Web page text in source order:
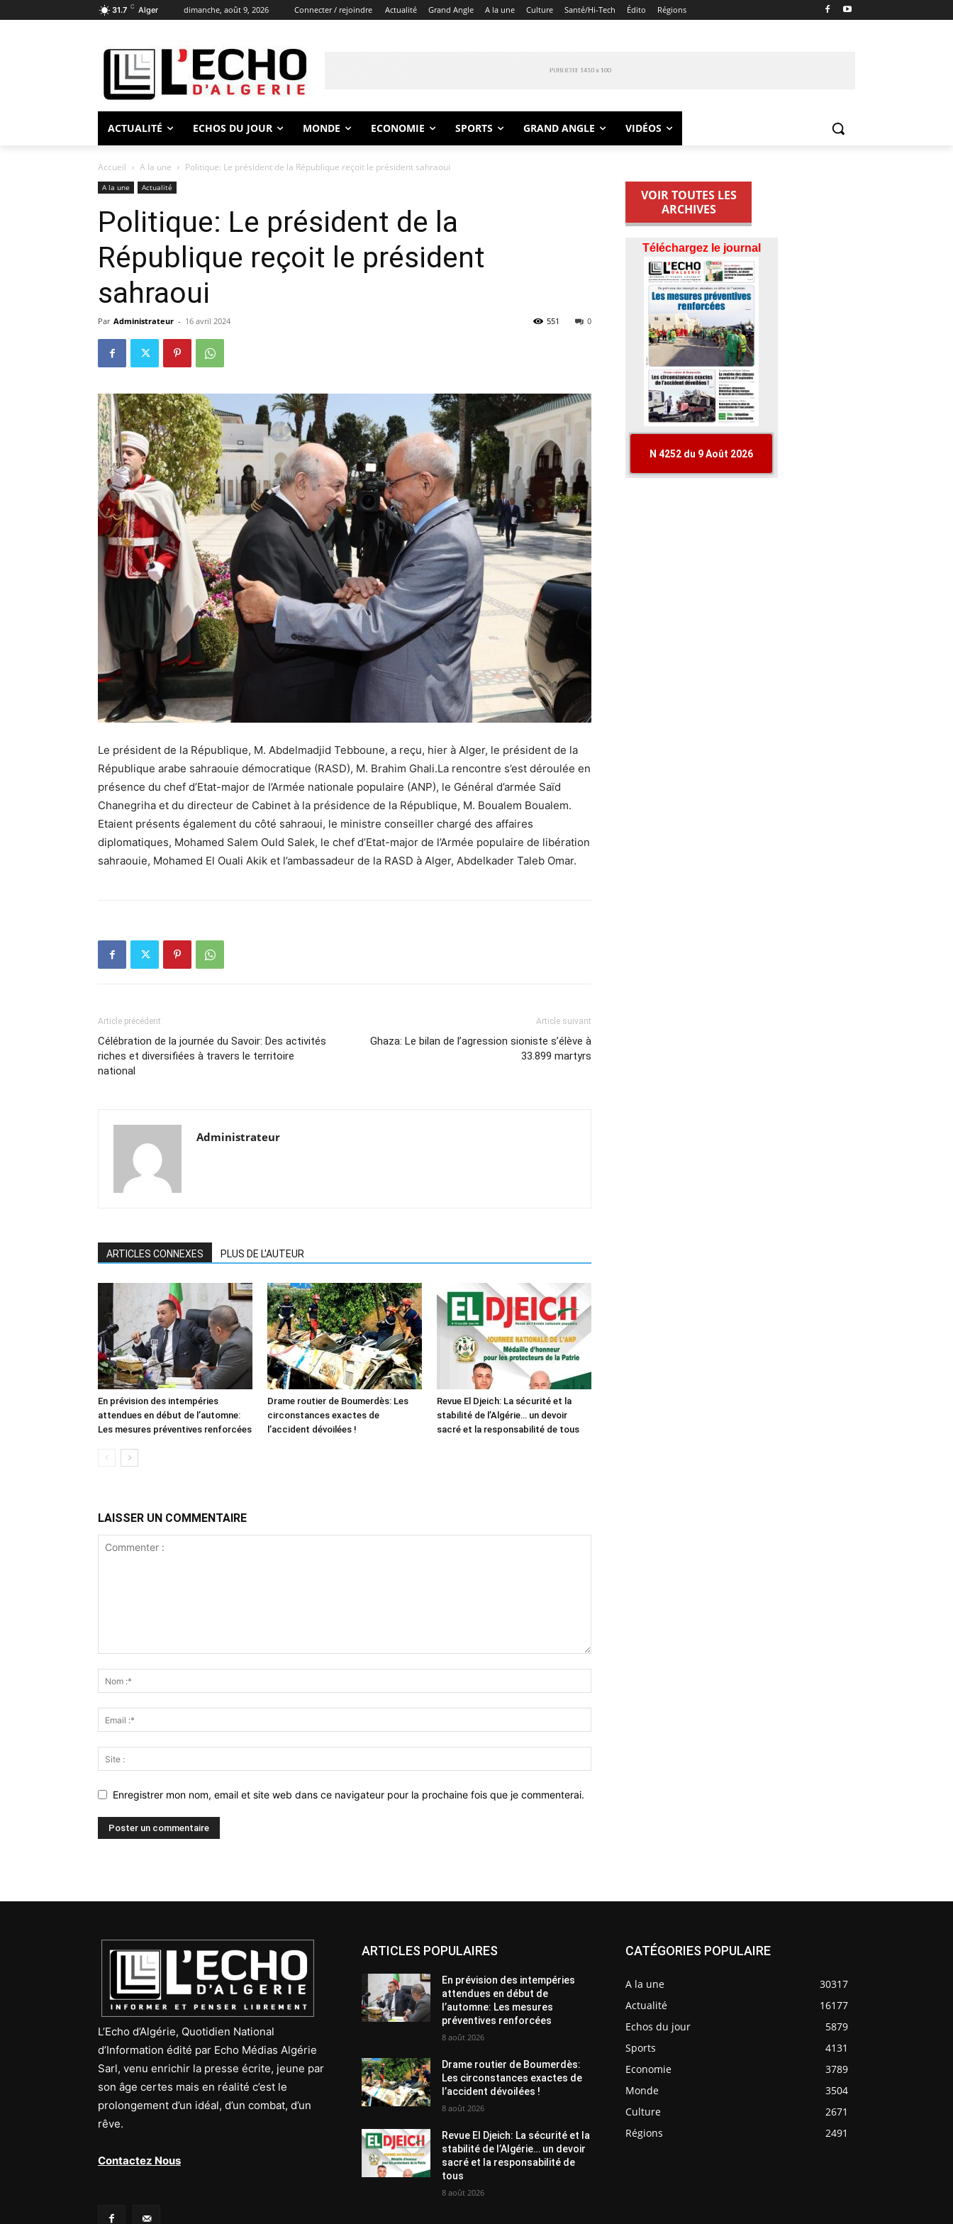
31.7 C Alger dimanche, août 9, 2026 Connecter / rejoindre Actualité Grand Angle A la une Culture Santé/Hi-Tech Édito Régions
ACTUALITÉ ECHOS DU JOUR MONDE ECONOMIE SPORTS GRAND ANGLE VIDÉOS
Accueil A la une Politique: Le président de la République reçoit le président sahraoui
A la une Actualité
Politique: Le président de la
République reçoit le président
sahraoui
Par Administrateur - 16 avril 2024 0
551
Le président de la République, M. Abdelmadjid Tebboune, a reçu, hier à Alger, le président de la
République arabe sahraouie démocratique (RASD), M. Brahim Ghali.La rencontre s’est déroulée en
présence du chef d’Etat-major de l’Armée nationale populaire (ANP), le Général d’armée Saïd
Chanegriha et du directeur de Cabinet à la présidence de la République, M. Boualem Boualem.
Etaient présents également du côté sahraoui, le ministre conseiller chargé des affaires
diplomatiques, Mohamed Salem Ould Salek, le chef d’Etat-major de l’Armée populaire de libération
sahraouie, Mohamed El Ouali Akik et l’ambassadeur de la RASD à Alger, Abdelkader Taleb Omar.
Article précédent
Célébration de la journée du Savoir: Des activités
riches et diversifiées à travers le territoire
national
Article suivant
Ghaza: Le bilan de l’agression sioniste s’élève à
33.899 martyrs
Administrateur
ARTICLES CONNEXES PLUS DE L'AUTEUR
En prévision des intempéries
attendues en début de l’automne:
Les mesures préventives renforcées
Drame routier de Boumerdès: Les
circonstances exactes de
l’accident dévoilées !
Revue El Djeich: La sécurité et la
stabilité de l’Algérie… un devoir
sacré et la responsabilité de tous
LAISSER UN COMMENTAIRE
Enregistrer mon nom, email et site web dans ce navigateur pour la prochaine fois que je commenterai.
VOIR TOUTES LES
ARCHIVES
L’Echo d’Algérie, Quotidien National
d’Information édité par Echo Médias Algérie
Sarl, venu enrichir la presse écrite, jeune par
son âge certes mais en réalité c’est le
prolongement d’un idéal, d’un combat, d’un
rêve.
Contactez Nous
ARTICLES POPULAIRES
En prévision des intempéries
attendues en début de
l’automne: Les mesures
préventives renforcées
8 août 2026
Drame routier de Boumerdès:
Les circonstances exactes de
l’accident dévoilées !
8 août 2026
Revue El Djeich: La sécurité et la
stabilité de l’Algérie… un devoir
sacré et la responsabilité de
tous
8 août 2026
CATÉGORIES POPULAIRE
A la une
30317
Actualité
16177
Echos du jour
5879
Sports
4131
Economie
3789
Monde
3504
Culture
2671
Régions
2491